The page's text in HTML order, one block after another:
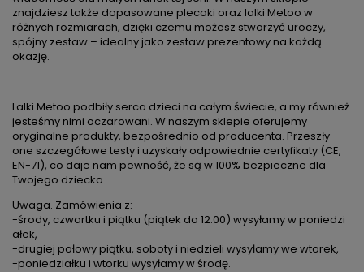
znajdziesz także dopasowane plecaki oraz lalki Metoo w
różnych rozmiarach, dzięki czemu możesz stworzyć uroczy,
spójny zestaw – idealny jako zestaw prezentowy na każdą
okazję.
Lalki Metoo podbiły serca dzieci na całym świecie, a my również
jesteśmy nimi oczarowani. W naszym sklepie oferujemy
oryginalne produkty, bezpośrednio od producenta. Przeszły
one szczegółowe testy i uzyskały odpowiednie certyfikaty (CE,
EN-71), co daje nam pewność, że są w 100% bezpieczne dla
Twojego dziecka.
Uwaga. Zamówienia z:
-środy, czwartku i piątku (piątek do 12:00) wysyłamy w poniedzi
ałek,
-drugiej połowy piątku, soboty i niedzieli wysyłamy we wtorek,
-poniedziałku i wtorku wysyłamy w środę.